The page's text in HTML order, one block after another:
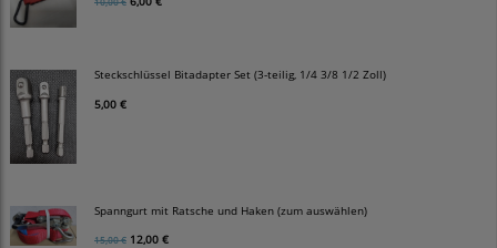
Steckschlüssel Bitadapter Set (3-teilig, 1/4 3/8 1/2 Zoll)
5,00 €
Spanngurt mit Ratsche und Haken (zum auswählen)
15,00 € 12,00 €